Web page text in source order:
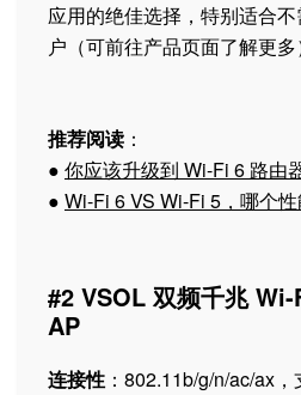
应用的绝佳选择，特别适合
户（可前往产品页面了解更多
推荐阅读 ：
● 你应该升级到 Wi-Fi 6 路由
● Wi-Fi 6 VS Wi-Fi 5，哪个性
#2 VSOL 双频千兆
AP
连接性 ：802.11b/g/n/ac/ax